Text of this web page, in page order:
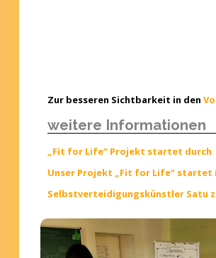
Zur besseren Sichtbarkeit in den
weitere Informationen
„Fit for Life“ Projekt startet durch
Unser Projekt „Fit for Life“ startet
Selbstverteidigungskünstler Satu